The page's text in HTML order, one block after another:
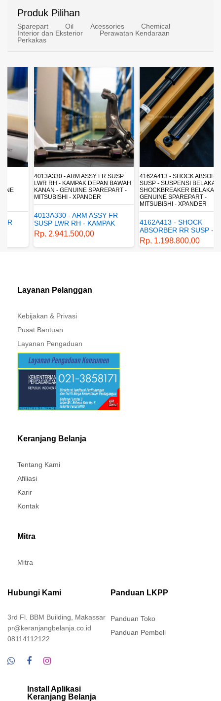
Produk Pilihan
Sparepart Oil Acessories
Chemical
Interior dan Eksterior
Perawatan Kendaraan
Perkakas
4013A330 - ARM ASSY FR SUSP
LWR RH - KAMPAK DEPAN BAWAH
KANAN - GENUINE SPAREPART -
MITSUBISHI - XPANDER
4013A330 - ARM ASSY FR
SUSP LWR RH - KAMPAK
DEPAN BAWAH KANAN -
GENUINE SPAREPART -
MITSUBISHI - XPANDER
Rp. 2.941.500,00
4162A413 - SHOCK ABSORBER RR
SUSP - SUSPENSI BELAKANG -
SHOCKBREAKER BELAKANG -
GENUINE SPAREPART -
MITSUBISHI - XPANDER
4162A413 - SHOCK
ABSORBER RR SUSP -
SUSPENSI BELAKANG -
SHOCKBREAKER BELAKANG
Rp. 1.198.800,00
Layanan Pelanggan
Kebijakan & Privasi
Pusat Bantuan
Layanan Pengaduan
Keranjang Belanja
Tentang Kami
Afiliasi
Karir
Kontak
Mitra
Mitra
Hubungi Kami
3rd Fl. BBM Building, Makassar
pr@keranjangbelanja.co.id
08114112122
Panduan LKPP
Panduan Toko
Panduan Pembeli
Install Aplikasi
Keranjang Belanja